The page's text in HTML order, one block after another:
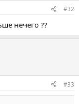
#32
нечего ??
#33